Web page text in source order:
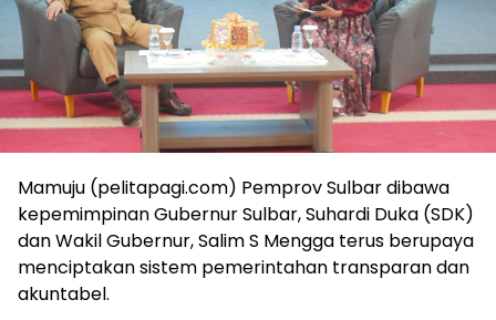
Mamuju (pelitapagi.com) Pemprov Sulbar dibawa
kepemimpinan Gubernur Sulbar, Suhardi Duka (SDK)
dan Wakil Gubernur, Salim S Mengga terus berupaya
menciptakan sistem pemerintahan transparan dan
akuntabel.